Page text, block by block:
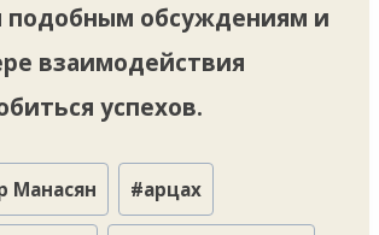
подобным обсуждениям и
взаимодействия
успехов.
Манасян #арцах